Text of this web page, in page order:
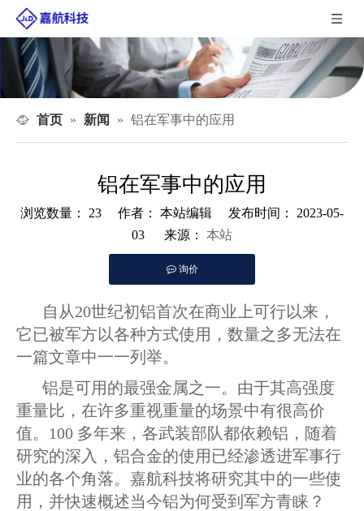
首页 » 新闻 » 铝在军事中的应用
铝在军事中的应用
浏览数量： 23 作者： 本站编辑 发布时间： 2023-05-
03 来源： 本站
询价
["facebook","twitter","line","wechat","linkedin","pinterest"]
自从20世纪初铝首次在商业上可行以来，
它已被军方以各种方式使用，数量之多无法在
一篇文章中一一列举。
铝是可用的最强金属之一。由于其高强度
重量比，在许多重视重量的场景中有很高价
值。100 多年来，各武装部队都依赖铝，随着
研究的深入，铝合金的使用已经渗透进军事行
业的各个角落。嘉航科技将研究其中的一些使
用，并快速概述当今铝为何受到军方青睐？